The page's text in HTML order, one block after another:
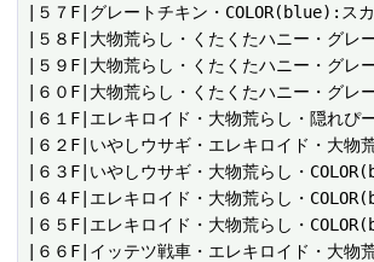
|５７F|グレートチキン・COLOR(blue):ス
|５８F|大物荒らし・くたくたハニー・グレ
|５９F|大物荒らし・くたくたハニー・グレ
|６０F|大物荒らし・くたくたハニー・グレ
|６１F|エレキロイド・大物荒らし・隠れ
|６２F|いやしウサギ・エレキロイド・大
|６３F|いやしウサギ・大物荒らし・
|６４F|エレキロイド・大物荒らし・
|６５F|エレキロイド・大物荒らし・
|６６F|イッテツ戦車・エレキロイド・大物